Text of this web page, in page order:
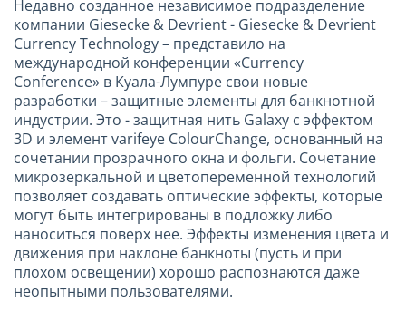
Недавно созданное независимое подразделение
компании Giesecke & Devrient - Giesecke & Devrient
Currency Technology – представило на
международной конференции «Currency
Conference» в Куала-Лумпуре свои новые
разработки – защитные элементы для банкнотной
индустрии. Это - защитная нить Galaxy c эффектом
3D и элемент varifeye ColourChange, основанный на
сочетании прозрачного окна и фольги. Сочетание
микрозеркальной и цветопеременной технологий
позволяет создавать оптические эффекты, которые
могут быть интегрированы в подложку либо
наноситься поверх нее. Эффекты изменения цвета и
движения при наклоне банкноты (пусть и при
плохом освещении) хорошо распознаются даже
неопытными пользователями.